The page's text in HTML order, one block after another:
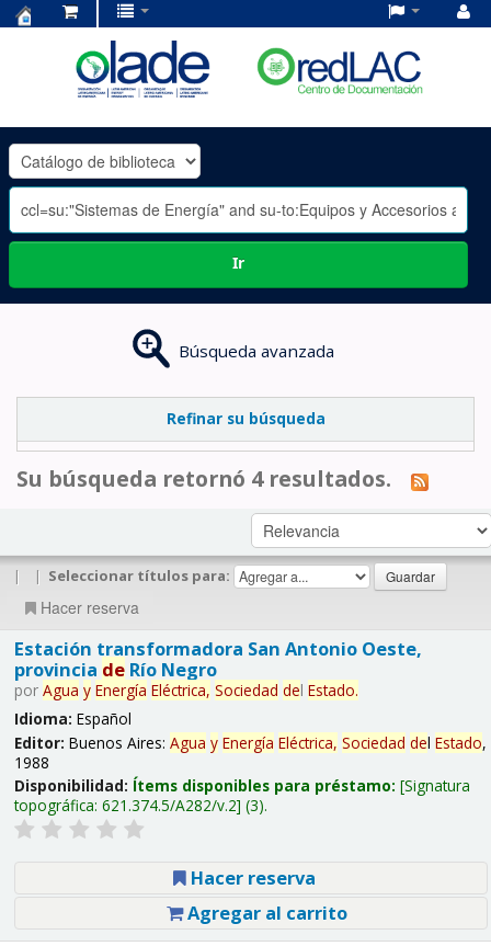
OLADE
-
Ir
Búsqueda avanzada
Refinar su búsqueda
Su búsqueda retornó 4 resultados.
| | Seleccionar títulos para:
Hacer reserva
Estación transformadora San Antonio Oeste,
provincia deRío Negro
por Agua y Energía Eléctrica, Sociedad del Estado.
Idioma: Español
Editor: Buenos Aires: Agua y Energía Eléctrica, Sociedad del Estado,
1988
Disponibilidad: Ítems disponibles para préstamo: Signatura
topográfica: 621.374.5/A282/v.2 (3).
Hacer reserva
Agregar al carrito